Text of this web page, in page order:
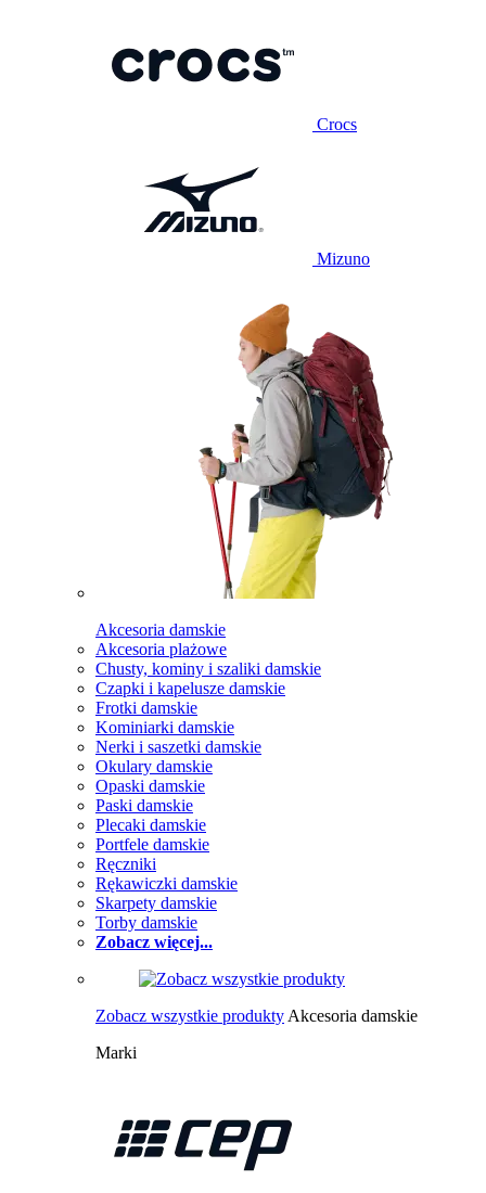
Crocs
Mizuno
Akcesoria damskie
Akcesoria plażowe
Chusty, kominy i szaliki damskie
Czapki i kapelusze damskie
Frotki damskie
Kominiarki damskie
Nerki i saszetki damskie
Okulary damskie
Opaski damskie
Paski damskie
Plecaki damskie
Portfele damskie
Ręczniki
Rękawiczki damskie
Skarpety damskie
Torby damskie
Zobacz więcej...
Zobacz wszystkie produkty Akcesoria damskie
Marki